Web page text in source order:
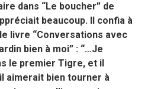
dans “Le boucher” de
beaucoup. Il confia à
livre “Conversations avec
bien à moi” : “…Je
le premier Tigre, et il
aimerait bien tourner à